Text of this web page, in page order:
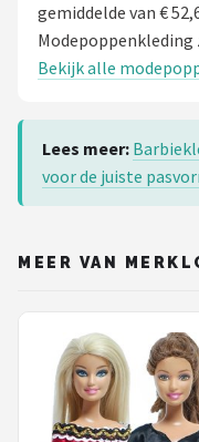
gemiddelde van €
Modepoppenkleding
Bekijk alle
Lees meer:
voor de juiste
MEER VAN